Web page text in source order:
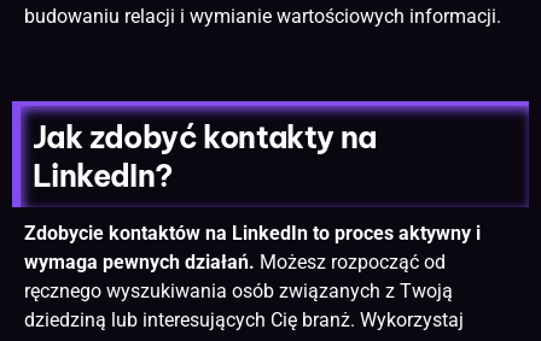
budowaniu relacji i wymianie wartościowych informacji.
Jak zdobyć kontakty na
LinkedIn?
Zdobycie kontaktów na LinkedIn to proces aktywny i
wymaga pewnych działań. Możesz rozpocząć od
ręcznego wyszukiwania osób związanych z Twoją
dziedziną lub interesujących Cię branż. Wykorzystaj